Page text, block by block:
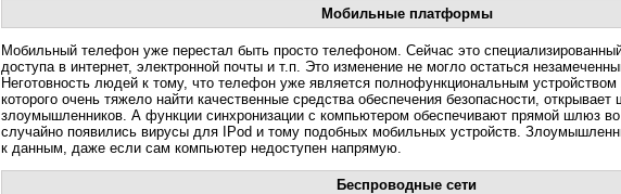
Мобильные платформы
Мобильный телефон уже перестал быть просто телефоном. Сейчас это
доступа в интернет, электронной почты и т.п. Это изменение не могло остаться
Неготовность людей к тому, что телефон уже является полнофункциональным
которого очень тяжело найти качественные средства обеспечения безопасности,
злоумышленников. А функции синхронизации с компьютером обеспечивают прямой шлюз
случайно появились вирусы для IPod и тому подобных мобильных устройств.
к данным, даже если сам компьютер недоступен напрямую.
Беспроводные сети